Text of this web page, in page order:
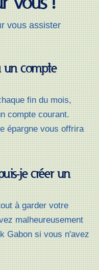
vous assister
un compte
fin du mois,
compte courant.
épargne vous offrira
je créer un
à garder votre
malheureusement
Gabon si vous n'avez